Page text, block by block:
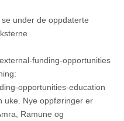
under de oppdaterte
funding-opportunities
opportunities-education
uke. Nye oppføringer er
Ramune og